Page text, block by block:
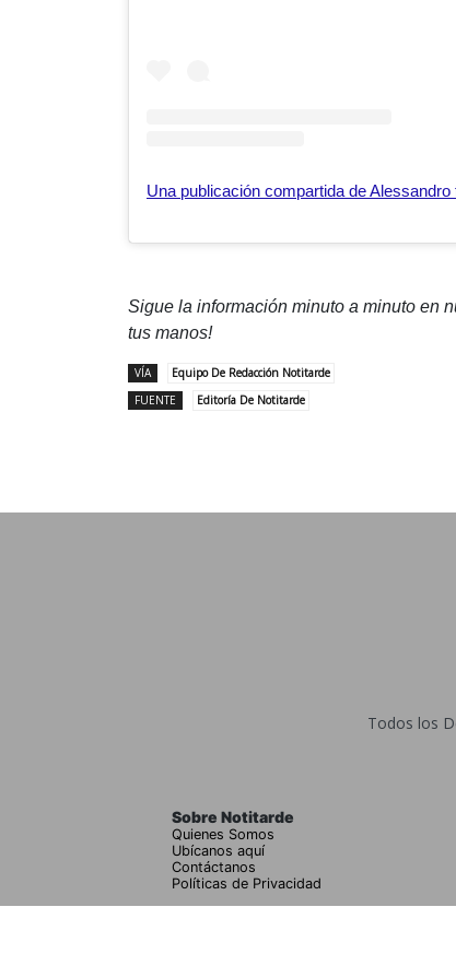
Sigue la información minuto a minuto en
tus manos!
VÍA
Equipo De Redacción Notitarde
FUENTE
Editoría De Notitarde
Todos los
Sobre Notitarde
Quienes Somos
Ubícanos aquí
Contáctanos
Políticas de Privacidad